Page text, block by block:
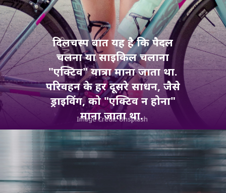
दिलचस्प बात यह है कि पैदल
चलना या साइकिल चलाना
"एक्टिव" यात्रा माना जाता था.
परिवहन के हर दूसरे साधन, जैसे
ड्राइविंग, को "एक्टिव न होना"
माना जाता था.
Image Credit: Unsplash